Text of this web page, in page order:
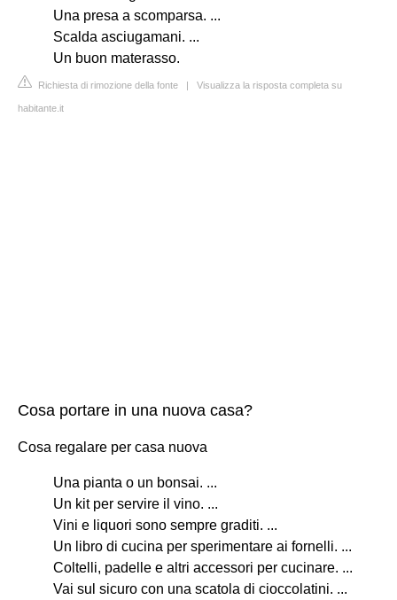
Una presa a scomparsa. ...
Scalda asciugamani. ...
Un buon materasso.
Richiesta di rimozione della fonte | Visualizza la risposta completa su
habitante.it
Cosa portare in una nuova casa?
Cosa regalare per casa nuova
Una pianta o un bonsai. ...
Un kit per servire il vino. ...
Vini e liquori sono sempre graditi. ...
Un libro di cucina per sperimentare ai fornelli. ...
Coltelli, padelle e altri accessori per cucinare. ...
Vai sul sicuro con una scatola di cioccolatini. ...